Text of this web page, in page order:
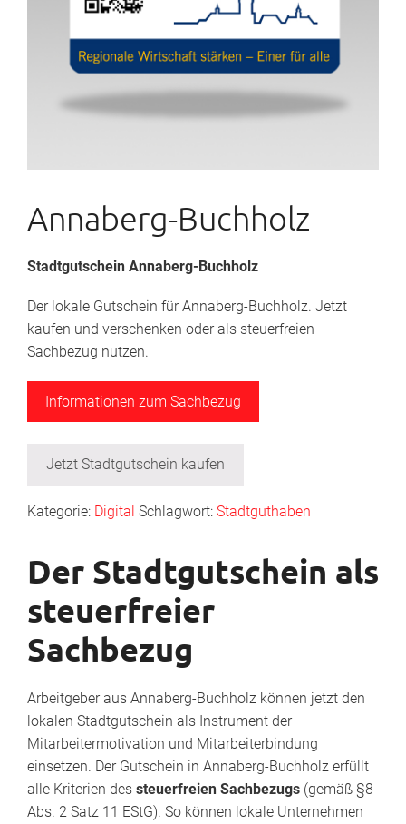
Annaberg-Buchholz
Stadtgutschein Annaberg-Buchholz
Der lokale Gutschein für Annaberg-Buchholz. Jetzt
kaufen und verschenken oder als steuerfreien
Sachbezug nutzen.
Informationen zum Sachbezug
Jetzt Stadtgutschein kaufen
Kategorie: Digital Schlagwort: Stadtguthaben
Der Stadtgutschein als
steuerfreier
Sachbezug
Arbeitgeber aus Annaberg-Buchholz können jetzt den
lokalen Stadtgutschein als Instrument der
Mitarbeitermotivation und Mitarbeiterbindung
einsetzen. Der Gutschein in Annaberg-Buchholz erfüllt
alle Kriterien des steuerfreien Sachbezugs (gemäß §8
Abs. 2 Satz 11 EStG). So können lokale Unternehmen